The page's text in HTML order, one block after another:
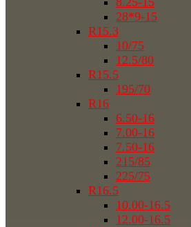
28*9-15
R15.3
10/75
12.5/80
R15.5
195/70
R16
6.50-16
7.00-16
7.50-16
215/85
225/75
R16.5
10.00-16.5
12.00-16.5